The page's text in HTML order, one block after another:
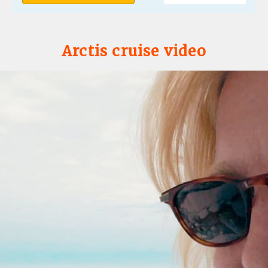
Arctis cruise video